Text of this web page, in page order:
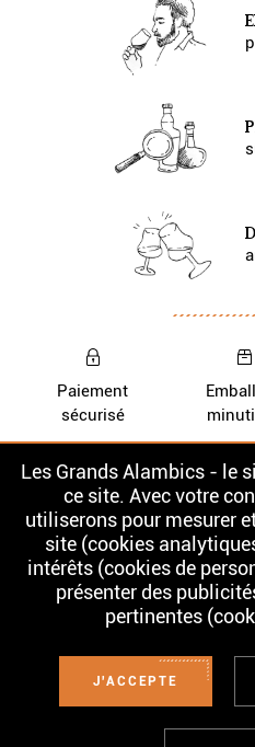
Paiement
sécurisé
Nos Whiskys
Nos Rhums
Les Grands Alambics - le
ce site. Avec votre
utiliserons pour mesurer
site (cookies
intérêts (cookies de
présenter des
pertinentes
J'ACCEPTE
L'ABUS D'ALCOOL EST
Conditions
Mentions